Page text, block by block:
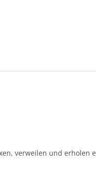
verweilen und erholen